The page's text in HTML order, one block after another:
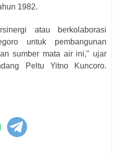
1982.
atau berkolaborasi
untuk pembangunan
sumber mata air ini," ujar
Peltu Yitno Kuncoro.